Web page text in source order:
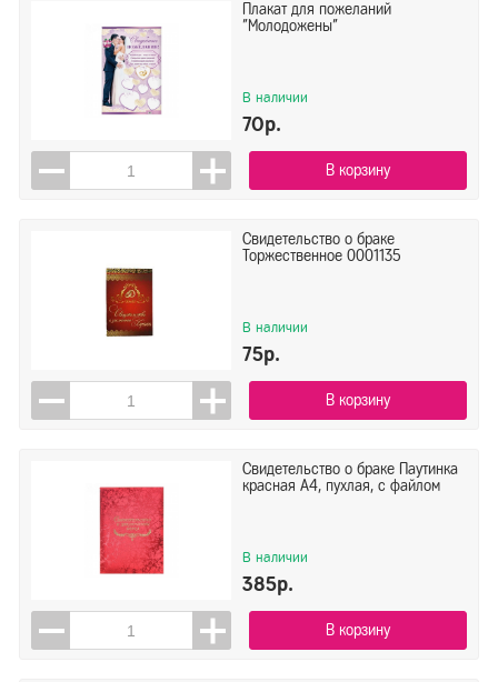
Плакат для пожеланий
"Молодожены"
В наличии
70р.
В корзину
Свидетельство о браке
Торжественное 0001135
В наличии
75р.
В корзину
Свидетельство о браке Паутинка
красная А4, пухлая, с файлом
В наличии
385р.
В корзину